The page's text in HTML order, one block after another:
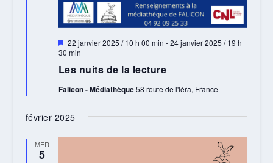
Les nuits de la lecture
Mis
en
22 janvier 2025 / 10 h 00 min -24 janvier 2025 / 19 h
30 min
Falicon - Médiathèque58 route de l'Iéra, France
février 2025
MER
5